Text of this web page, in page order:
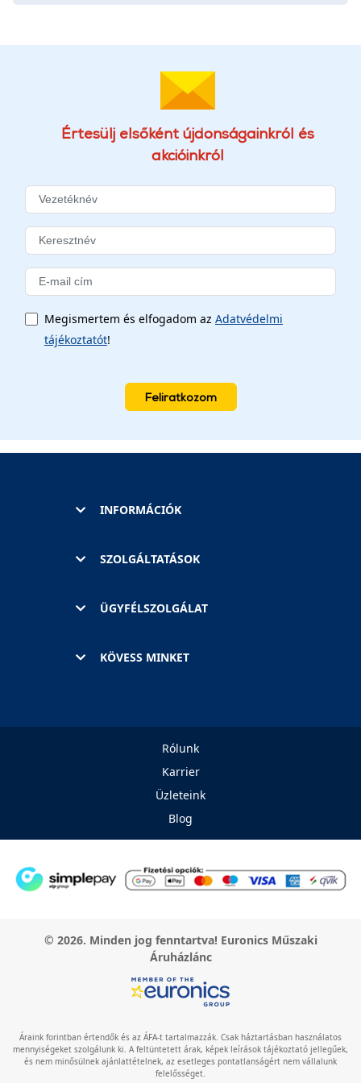
Értesülj elsőként újdonságainkról és
akcióinkról
Megismertem és elfogadom az Adatvédelmi
tájékoztatót!
Feliratkozom
INFORMÁCIÓK
SZOLGÁLTATÁSOK
ÜGYFÉLSZOLGÁLAT
KÖVESS MINKET
Rólunk
Karrier
Üzleteink
Blog
© 2026. Minden jog fenntartva! Euronics Műszaki
Áruházlánc
Áraink forintban értendők és az ÁFA-t tartalmazzák. Csak háztartásban használatos
mennyiségeket szolgálunk ki. A feltüntetett árak, képek leírások tájékoztató jellegűek,
és nem minősülnek ajánlattételnek, az esetleges pontatlanságért nem vállalunk
felelősséget.